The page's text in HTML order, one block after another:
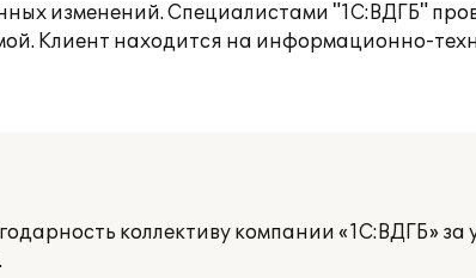
изменений. Специалистами "1С:ВДГБ"
Клиент находится на информационно-
коллективу компании «1С:ВДГБ»